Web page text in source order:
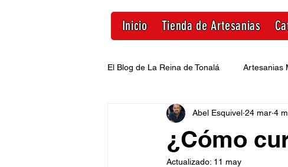
Inicio Tienda de Artesanias
El Blog de La Reina de Tonalá Artesanias
Decoración con artesanias mexicanas
¿Cómo
Abel Esquivel 24 mar 4
Actualizado: 11 may